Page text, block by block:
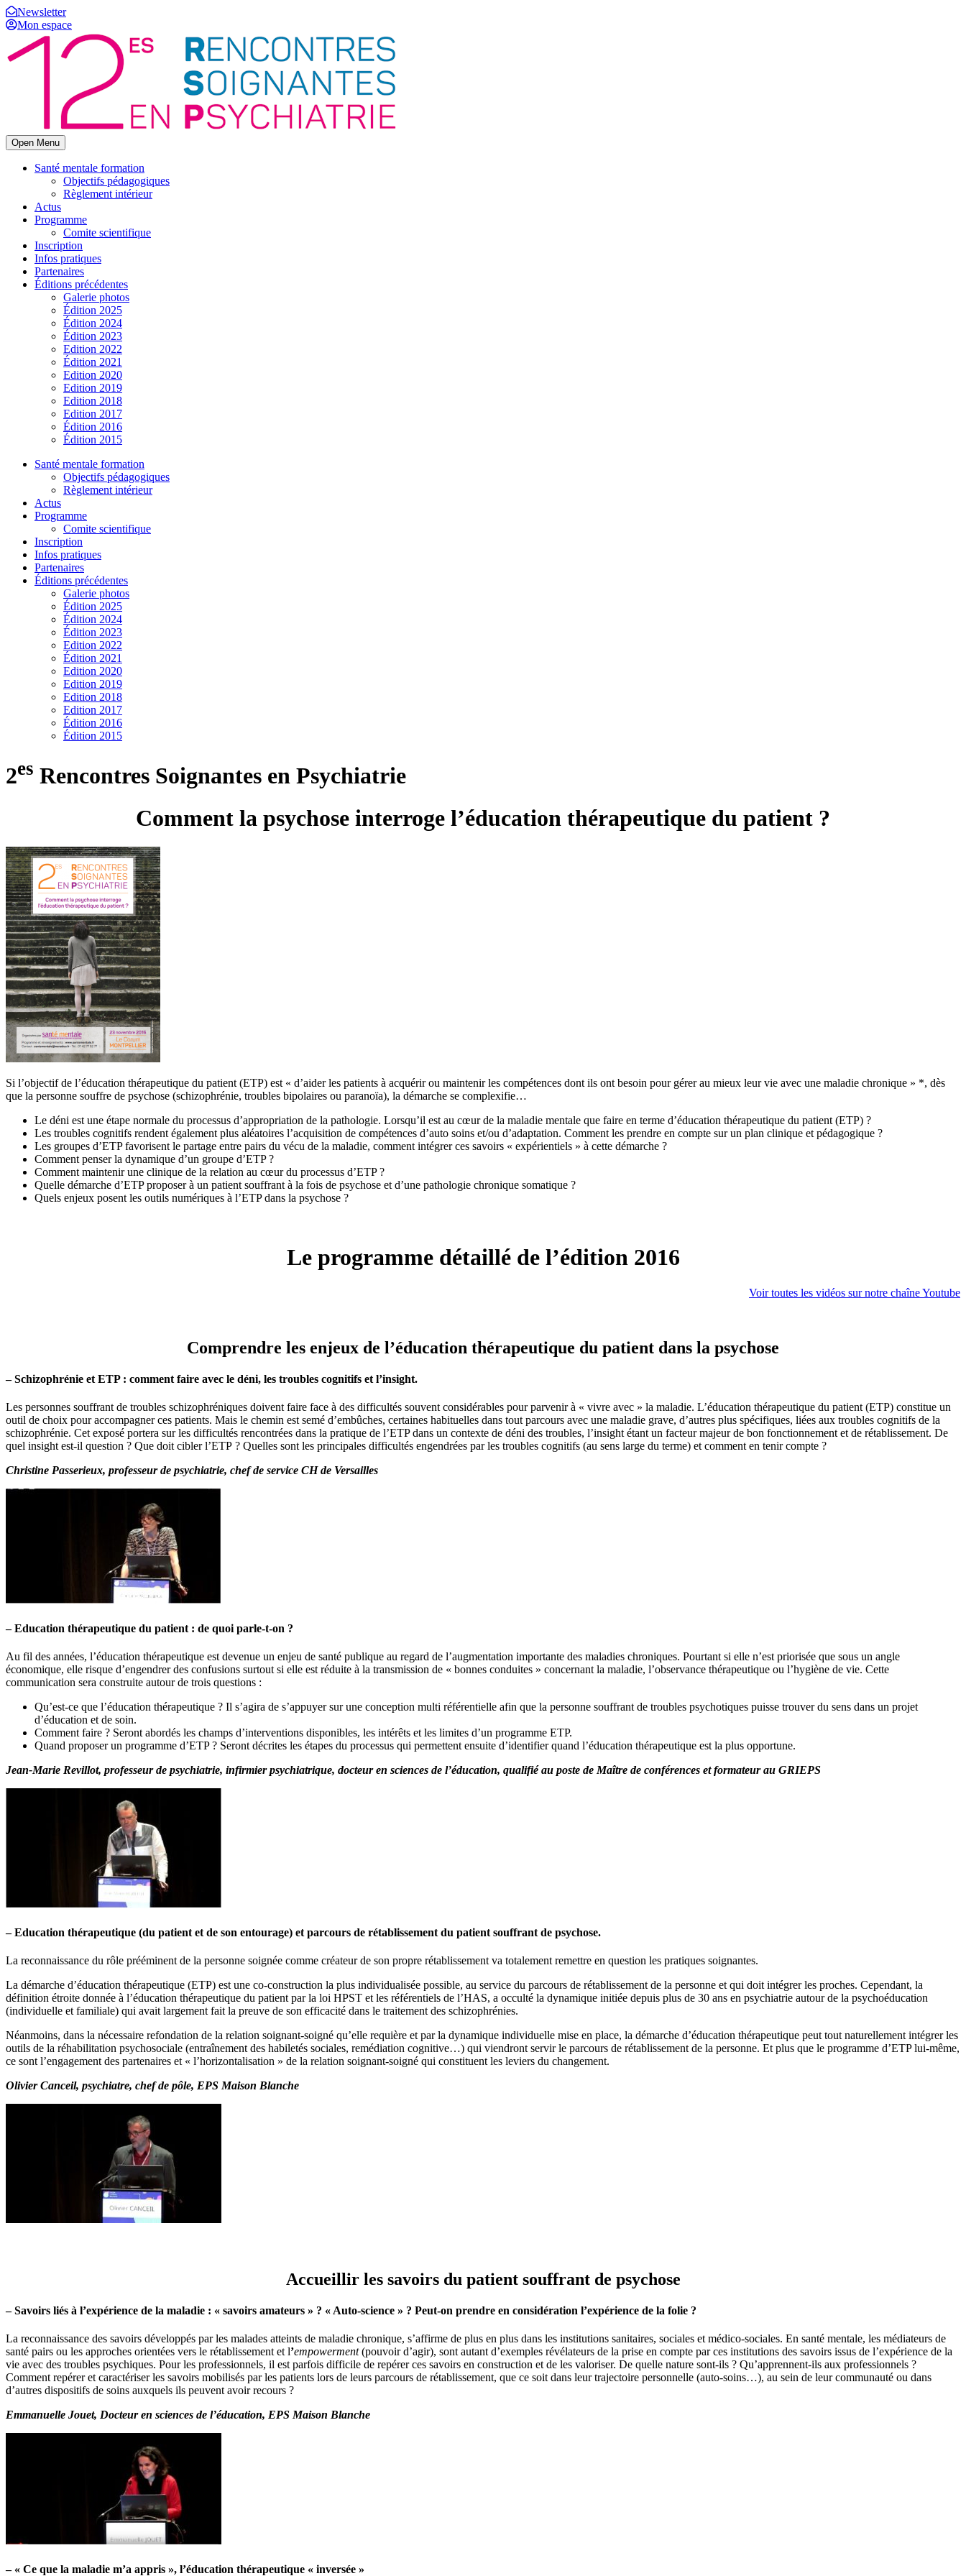
Newsletter
Mon espace
Open Menu
Santé mentale formation
Objectifs pédagogiques
Règlement intérieur
Actus
Programme
Comite scientifique
Inscription
Infos pratiques
Partenaires
Éditions précédentes
Galerie photos
Édition 2025
Édition 2024
Édition 2023
Edition 2022
Édition 2021
Edition 2020
Edition 2019
Edition 2018
Edition 2017
Édition 2016
Édition 2015
Santé mentale formation
Objectifs pédagogiques
Règlement intérieur
Actus
Programme
Comite scientifique
Inscription
Infos pratiques
Partenaires
Éditions précédentes
Galerie photos
Édition 2025
Édition 2024
Édition 2023
Edition 2022
Édition 2021
Edition 2020
Edition 2019
Edition 2018
Edition 2017
Édition 2016
Édition 2015
2es Rencontres Soignantes en Psychiatrie
Comment la psychose interroge l’éducation thérapeutique du patient ?
Si l’objectif de l’éducation thérapeutique du patient (ETP) est « d’aider les patients à acquérir ou maintenir les compétences dont ils ont besoin pour gérer au mieux leur vie avec une maladie chronique » *, dès
que la personne souffre de psychose (schizophrénie, troubles bipolaires ou paranoïa), la démarche se complexifie…
Le déni est une étape normale du processus d’appropriation de la pathologie. Lorsqu’il est au cœur de la maladie mentale que faire en terme d’éducation thérapeutique du patient (ETP) ?
Les troubles cognitifs rendent également plus aléatoires l’acquisition de compétences d’auto soins et/ou d’adaptation. Comment les prendre en compte sur un plan clinique et pédagogique ?
Les groupes d’ETP favorisent le partage entre pairs du vécu de la maladie, comment intégrer ces savoirs « expérientiels » à cette démarche ?
Comment penser la dynamique d’un groupe d’ETP ?
Comment maintenir une clinique de la relation au cœur du processus d’ETP ?
Quelle démarche d’ETP proposer à un patient souffrant à la fois de psychose et d’une pathologie chronique somatique ?
Quels enjeux posent les outils numériques à l’ETP dans la psychose ?
Le programme détaillé de l’édition 2016
Voir toutes les vidéos sur notre chaîne Youtube
Comprendre les enjeux de l’éducation thérapeutique du patient dans la psychose
– Schizophrénie et ETP : comment faire avec le déni, les troubles cognitifs et l’insight.
Les personnes souffrant de troubles schizophréniques doivent faire face à des difficultés souvent considérables pour parvenir à « vivre avec » la maladie. L’éducation thérapeutique du patient (ETP) constitue un
outil de choix pour accompagner ces patients. Mais le chemin est semé d’embûches, certaines habituelles dans tout parcours avec une maladie grave, d’autres plus spécifiques, liées aux troubles cognitifs de la
schizophrénie. Cet exposé portera sur les difficultés rencontrées dans la pratique de l’ETP dans un contexte de déni des troubles, l’insight étant un facteur majeur de bon fonctionnement et de rétablissement. De
quel insight est-il question ? Que doit cibler l’ETP ? Quelles sont les principales difficultés engendrées par les troubles cognitifs (au sens large du terme) et comment en tenir compte ?
Christine Passerieux, professeur de psychiatrie, chef de service CH de Versailles
– Education thérapeutique du patient : de quoi parle-t-on ?
Au fil des années, l’éducation thérapeutique est devenue un enjeu de santé publique au regard de l’augmentation importante des maladies chroniques. Pourtant si elle n’est priorisée que sous un angle
économique, elle risque d’engendrer des confusions surtout si elle est réduite à la transmission de « bonnes conduites » concernant la maladie, l’observance thérapeutique ou l’hygiène de vie. Cette
communication sera construite autour de trois questions :
Qu’est-ce que l’éducation thérapeutique ? Il s’agira de s’appuyer sur une conception multi référentielle afin que la personne souffrant de troubles psychotiques puisse trouver du sens dans un projet
d’éducation et de soin.
Comment faire ? Seront abordés les champs d’interventions disponibles, les intérêts et les limites d’un programme ETP.
Quand proposer un programme d’ETP ? Seront décrites les étapes du processus qui permettent ensuite d’identifier quand l’éducation thérapeutique est la plus opportune.
Jean-Marie Revillot, professeur de psychiatrie, infirmier psychiatrique, docteur en sciences de l’éducation, qualifié au poste de Maître de conférences et formateur au GRIEPS
– Education thérapeutique (du patient et de son entourage) et parcours de rétablissement du patient souffrant de psychose.
La reconnaissance du rôle prééminent de la personne soignée comme créateur de son propre rétablissement va totalement remettre en question les pratiques soignantes.
La démarche d’éducation thérapeutique (ETP) est une co-construction la plus individualisée possible, au service du parcours de rétablissement de la personne et qui doit intégrer les proches. Cependant, la
définition étroite donnée à l’éducation thérapeutique du patient par la loi HPST et les référentiels de l’HAS, a occulté la dynamique initiée depuis plus de 30 ans en psychiatrie autour de la psychoéducation
(individuelle et familiale) qui avait largement fait la preuve de son efficacité dans le traitement des schizophrénies.
Néanmoins, dans la nécessaire refondation de la relation soignant-soigné qu’elle requière et par la dynamique individuelle mise en place, la démarche d’éducation thérapeutique peut tout naturellement intégrer les
outils de la réhabilitation psychosociale (entraînement des habiletés sociales, remédiation cognitive…) qui viendront servir le parcours de rétablissement de la personne. Et plus que le programme d’ETP lui-même,
ce sont l’engagement des partenaires et « l’horizontalisation » de la relation soignant-soigné qui constituent les leviers du changement.
Olivier Canceil, psychiatre, chef de pôle, EPS Maison Blanche
Accueillir les savoirs du patient souffrant de psychose
– Savoirs liés à l’expérience de la maladie : « savoirs amateurs » ? « Auto-science » ? Peut-on prendre en considération l’expérience de la folie ?
La reconnaissance des savoirs développés par les malades atteints de maladie chronique, s’affirme de plus en plus dans les institutions sanitaires, sociales et médico-sociales. En santé mentale, les médiateurs de
santé pairs ou les approches orientées vers le rétablissement et l’empowerment(pouvoir d’agir), sont autant d’exemples révélateurs de la prise en compte par ces institutions des savoirs issus de l’expérience de la
vie avec des troubles psychiques. Pour les professionnels, il est parfois difficile de repérer ces savoirs en construction et de les valoriser. De quelle nature sont-ils ? Qu’apprennent-ils aux professionnels ?
Comment repérer et caractériser les savoirs mobilisés par les patients lors de leurs parcours de rétablissement, que ce soit dans leur trajectoire personnelle (auto-soins…), au sein de leur communauté ou dans
d’autres dispositifs de soins auxquels ils peuvent avoir recours ?
Emmanuelle Jouet, Docteur en sciences de l’éducation, EPS Maison Blanche
– « Ce que la maladie m’a appris », l’éducation thérapeutique « inversée »